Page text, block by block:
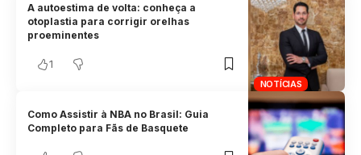
NOTÍCIAS
A autoestima de volta: conheça a
otoplastia para corrigir orelhas
proeminentes
1
Como Assistir à NBA no Brasil: Guia
Completo para Fãs de Basquete